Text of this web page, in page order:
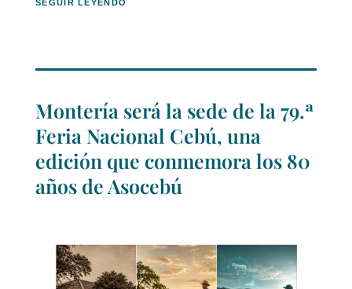
SEGUIR LEYENDO
Montería será la sede de la 79.ª
Feria Nacional Cebú, una
edición que conmemora los 80
años de Asocebú